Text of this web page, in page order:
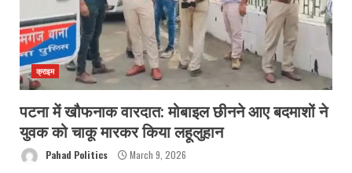
क्राइम
पटना में खौफनाक वारदात: मोबाइल छीनने आए बदमाशों ने
युवक को चाकू मारकर किया लहूलुहान
Pahad Politics March 9, 2026